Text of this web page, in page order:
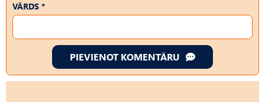
VĀRDS *
PIEVIENOT KOMENTĀRU